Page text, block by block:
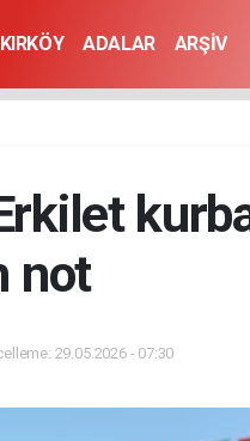
ADALAR ARŞİV
not
29.05.2026 - 07:30